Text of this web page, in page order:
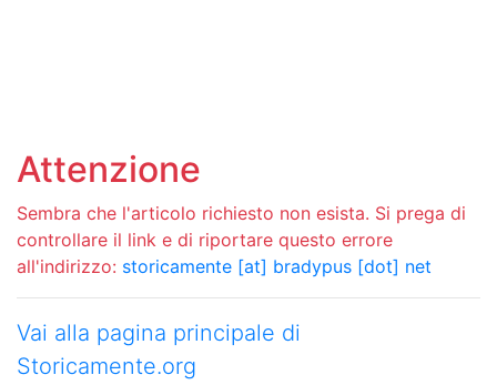
Attenzione
Sembra che l'articolo richiesto non esista. Si prega di
controllare il link e di riportare questo errore
all'indirizzo: storicamente [at] bradypus [dot] net
Vai alla pagina principale di
Storicamente.org